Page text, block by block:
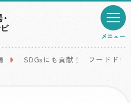
メニュー
SDGsにも貢献！ フードドラ